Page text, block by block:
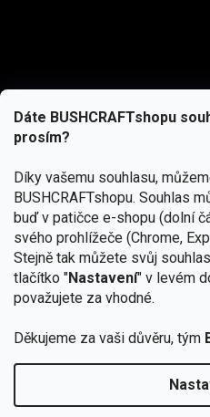
Dáte BUSHCRAFTshopu
prosím?
Díky vašemu souhlasu,
BUSHCRAFTshopu. Souhlas
buď v patičce e-shopu (dolní
svého prohlížeče (Chrome,
Stejně tak můžete svůj
tlačítko "Nastavení" v levém
považujete za vhodné.
Děkujeme za vaši důvěru, tým
podmínkami ochrany osobních
Copyright 2026